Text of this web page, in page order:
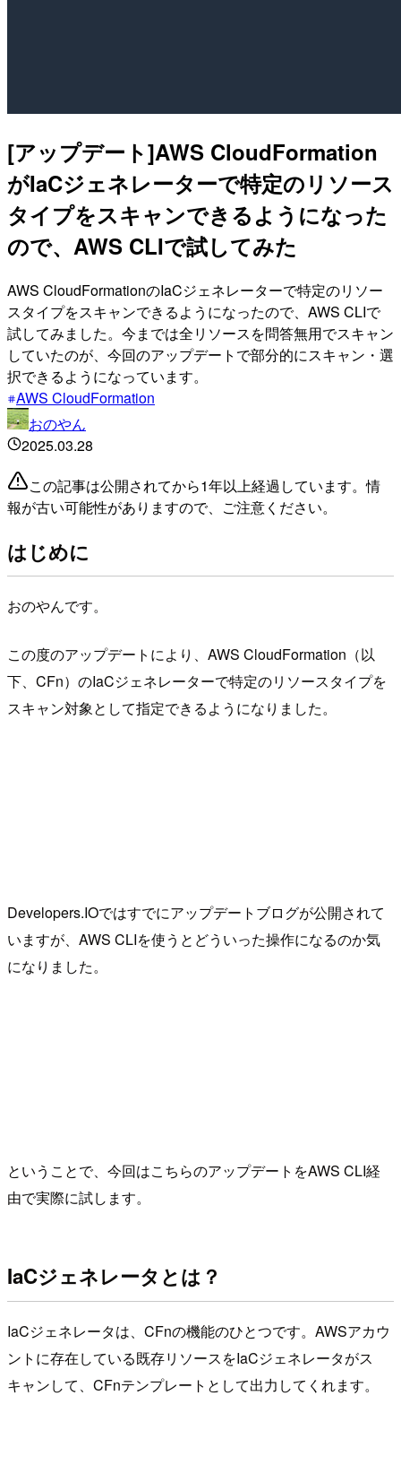
[アップデート]AWS CloudFormation
がIaCジェネレーターで特定のリソース
タイプをスキャンできるようになった
ので、AWS CLIで試してみた
AWS CloudFormationのIaCジェネレーターで特定のリソー
スタイプをスキャンできるようになったので、AWS CLIで
試してみました。今までは全リソースを問答無用でスキャン
していたのが、今回のアップデートで部分的にスキャン・選
択できるようになっています。
AWS CloudFormation
おのやん
2025.03.28
この記事は公開されてから1年以上経過しています。情
報が古い可能性がありますので、ご注意ください。
はじめに
おのやんです。
この度のアップデートにより、AWS CloudFormation（以
下、CFn）のIaCジェネレーターで特定のリソースタイプを
スキャン対象として指定できるようになりました。
Developers.IOではすでにアップデートブログが公開されて
いますが、AWS CLIを使うとどういった操作になるのか気
になりました。
ということで、今回はこちらのアップデートをAWS CLI経
由で実際に試します。
IaCジェネレータとは？
IaCジェネレータは、CFnの機能のひとつです。AWSアカウ
ントに存在している既存リソースをIaCジェネレータがス
キャンして、CFnテンプレートとして出力してくれます。